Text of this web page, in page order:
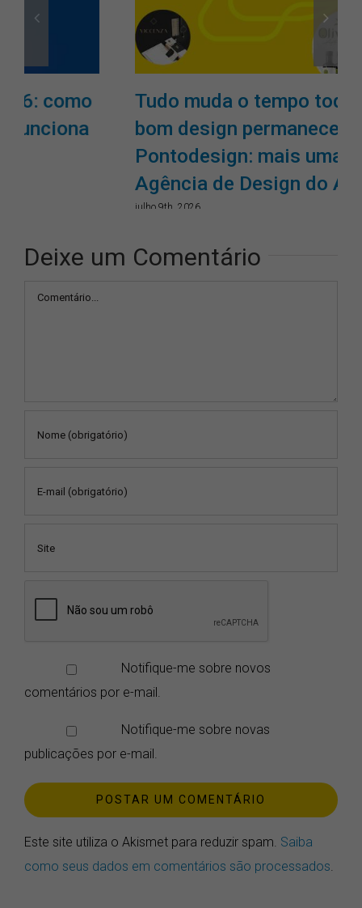
Tudo muda o tempo todo, mas o
bom design permanece.
Pontodesign: mais uma vez,
Agência de Design do Ano!
Deixe um Comentário
Comentário
Notifique-me sobre novos
comentários por e-mail.
Notifique-me sobre novas
publicações por e-mail.
Este site utiliza o Akismet para reduzir spam.
como seus dados em comentários são processados